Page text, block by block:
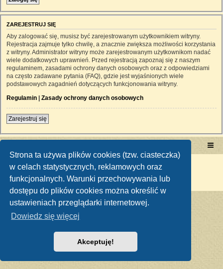
Strona ta używa plików cookies (tzw. ciasteczka)
w celach statystycznych, reklamowych oraz
funkcjonalnych. Warunki przechowywania lub
dostępu do plików cookies można określić w
ustawieniach przeglądarki internetowej.
Dowiedz się więcej
Akceptuję!
ZAREJESTRUJ SIĘ
Aby zalogować się, musisz być zarejestrowanym użytkownikiem witryny.
Rejestracja zajmuje tylko chwilę, a znacznie zwiększa możliwości korzystania
z witryny. Administrator witryny może zarejestrowanym użytkownikom nadać
wiele dodatkowych uprawnień. Przed rejestracją zapoznaj się z naszym
regulaminem, zasadami ochrony danych osobowych oraz z odpowiedziami
na często zadawane pytania (FAQ), gdzie jest wyjaśnionych wiele
podstawowych zagadnień dotyczących funkcjonowania witryny.
Regulamin | Zasady ochrony danych osobowych
Zarejestruj się
Technologię dostarcza phpBB ® Forum Software © phpBB Limited
Polski pakiet językowy dostarcza
Zasady ochrony danych osobowych|Regulamin